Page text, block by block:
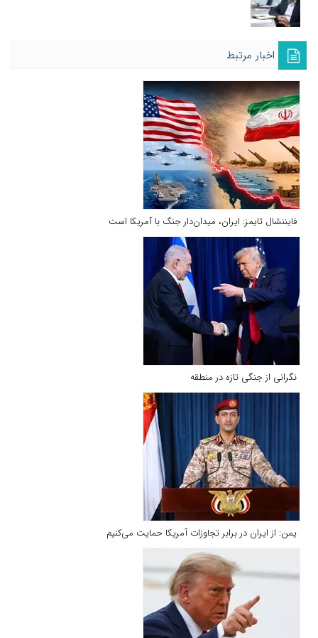
اخبار مرتبط
فایننشال تایمز: ایران، میدان‌دار جنگ با آمریکا است
نگرانی از جنگی تازه در منطقه
یمن: از ایران در برابر تجاوزات آمریکا حمایت می‌کنیم